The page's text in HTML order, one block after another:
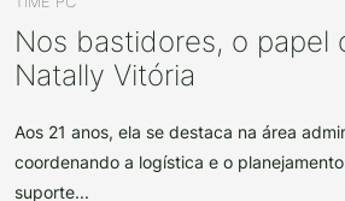
Nos bastidores, o papel
Natally Vitória
Aos 21 anos, ela se destaca na área
coordenando a logística e o
suporte...